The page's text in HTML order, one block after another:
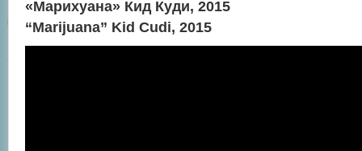
«Марихуана» Кид Куди, 2015
“Marijuana” Kid Cudi, 2015